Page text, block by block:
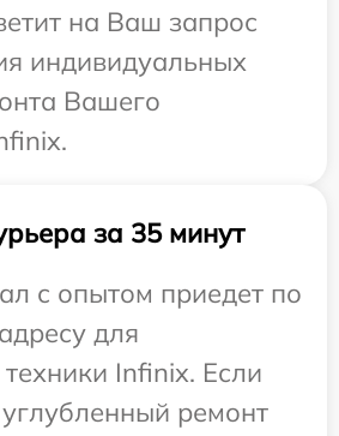
на Ваш запрос
индивидуальных
Вашего
за 35 минут
с опытом приедет по
для
Infinix. Если
ремонт